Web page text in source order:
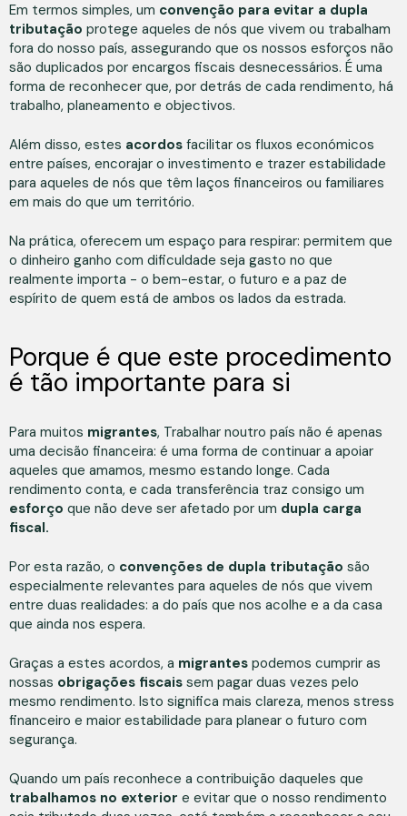
Em termos simples, um convenção para evitar a dupla
tributação protege aqueles de nós que vivem ou trabalham
fora do nosso país, assegurando que os nossos esforços não
são duplicados por encargos fiscais desnecessários. É uma
forma de reconhecer que, por detrás de cada rendimento, há
trabalho, planeamento e objectivos.
Além disso, estes acordos facilitar os fluxos económicos
entre países, encorajar o investimento e trazer estabilidade
para aqueles de nós que têm laços financeiros ou familiares
em mais do que um território.
Na prática, oferecem um espaço para respirar: permitem que
o dinheiro ganho com dificuldade seja gasto no que
realmente importa - o bem-estar, o futuro e a paz de
espírito de quem está de ambos os lados da estrada.
Porque é que este procedimento
é tão importante para si
Para muitos migrantes, Trabalhar noutro país não é apenas
uma decisão financeira: é uma forma de continuar a apoiar
aqueles que amamos, mesmo estando longe. Cada
rendimento conta, e cada transferência traz consigo um
esforço que não deve ser afetado por um dupla carga
fiscal.
Por esta razão, o convenções de dupla tributação são
especialmente relevantes para aqueles de nós que vivem
entre duas realidades: a do país que nos acolhe e a da casa
que ainda nos espera.
Graças a estes acordos, a migrantes podemos cumprir as
nossas obrigações fiscais sem pagar duas vezes pelo
mesmo rendimento. Isto significa mais clareza, menos stress
financeiro e maior estabilidade para planear o futuro com
segurança.
Quando um país reconhece a contribuição daqueles que
trabalhamos no exterior e evitar que o nosso rendimento